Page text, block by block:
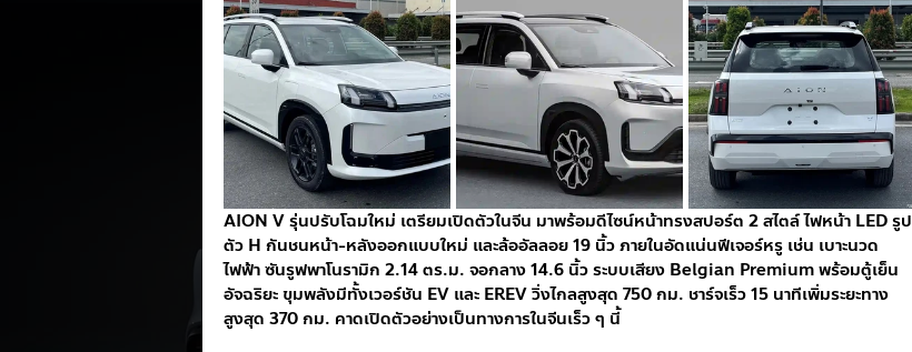
AION V รุ่นปรับโฉมใหม่ เตรียมเปิดตัวในจีน มาพร้อมดีไซน์หน้าทรงสปอร์ต 2 สไตล์ ไฟหน้า LED รูป
ตัว H กันชนหน้า-หลังออกแบบใหม่ และล้ออัลลอย 19 นิ้ว ภายในอัดแน่นฟีเจอร์หรู เช่น เบาะนวด
ไฟฟ้า ซันรูฟพาโนรามิก 2.14 ตร.ม. จอกลาง 14.6 นิ้ว ระบบเสียง Belgian Premium พร้อมตู้เย็น
อัจฉริยะ ขุมพลังมีทั้งเวอร์ชัน EV และ EREV วิ่งไกลสูงสุด 750 กม. ชาร์จเร็ว 15 นาทีเพิ่มระยะทาง
สูงสุด 370 กม. คาดเปิดตัวอย่างเป็นทางการในจีนเร็ว ๆ นี้